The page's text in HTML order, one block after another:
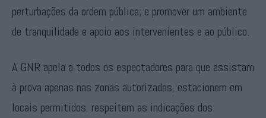
perturbações da ordem pública; e promover um ambiente
de tranquilidade e apoio aos intervenientes e ao público.
A GNR apela a todos os espectadores para que assistam
à prova apenas nas zonas autorizadas, estacionem em
locais permitidos, respeitem as indicações dos